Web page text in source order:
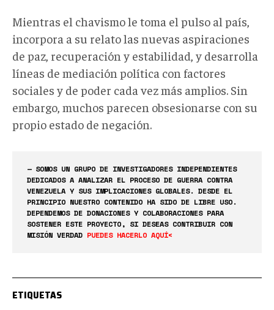
Mientras el chavismo le toma el pulso al país,
incorpora a su relato las nuevas aspiraciones
de paz, recuperación y estabilidad, y desarrolla
líneas de mediación política con factores
sociales y de poder cada vez más amplios. Sin
embargo, muchos parecen obsesionarse con su
propio estado de negación.
— SOMOS UN GRUPO DE INVESTIGADORES INDEPENDIENTES
DEDICADOS A ANALIZAR EL PROCESO DE GUERRA CONTRA
VENEZUELA Y SUS IMPLICACIONES GLOBALES. DESDE EL
PRINCIPIO NUESTRO CONTENIDO HA SIDO DE LIBRE USO.
DEPENDEMOS DE DONACIONES Y COLABORACIONES PARA
SOSTENER ESTE PROYECTO, SI DESEAS CONTRIBUIR CON
MISIÓN VERDAD PUEDES HACERLO AQUÍ<
ETIQUETAS